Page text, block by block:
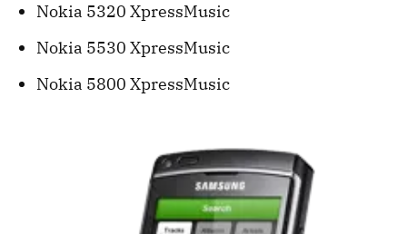
Nokia 5320 XpressMusic
Nokia 5530 XpressMusic
Nokia 5800 XpressMusic